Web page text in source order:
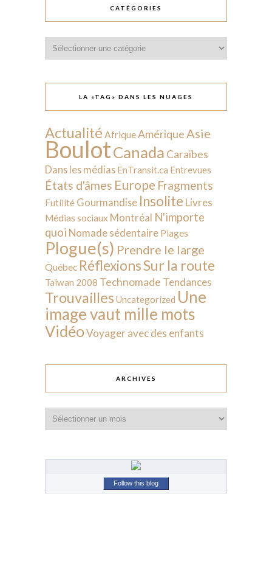
CATÉGORIES
LA «TAG» DANS LES NUAGES
Actualité AfriqueAmériqueAsie
BoulotCanada Caraïbes
Dans les médias EnTransit.ca Entrevues
États d'âmes Europe Fragments
Futilité Gourmandise Insolite Livres
Médias sociaux Montréal N'importe
quoi Nomade sédentaire Plages
Plogue(s) Prendre le large
Québec RéflexionsSur la route
Taïwan 2008 Technomade Tendances
Trouvailles Uncategorized Une
image vaut mille mots
VidéoVoyager avec des enfants
ARCHIVES
Follow this blog